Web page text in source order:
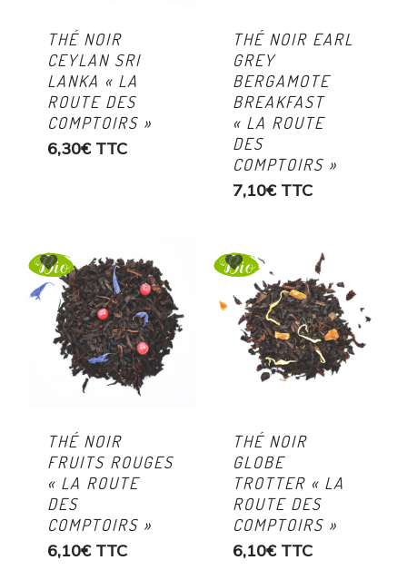
THÉ NOIR
CEYLAN SRI
LANKA « LA
ROUTE DES
COMPTOIRS »
6,30€ TTC
THÉ NOIR EARL
GREY
BERGAMOTE
BREAKFAST
« LA ROUTE
DES
COMPTOIRS »
7,10€ TTC
THÉ NOIR
FRUITS ROUGES
« LA ROUTE
DES
COMPTOIRS »
6,10€ TTC
THÉ NOIR
GLOBE
TROTTER « LA
ROUTE DES
COMPTOIRS »
6,10€ TTC